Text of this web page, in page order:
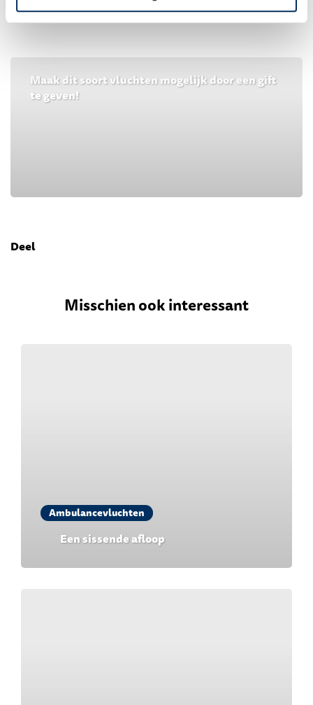
Maak dit soort vluchten mogelijk door een gift
te geven!
Deel
Misschien ook interessant
Ambulancevluchten
Een sissende afloop